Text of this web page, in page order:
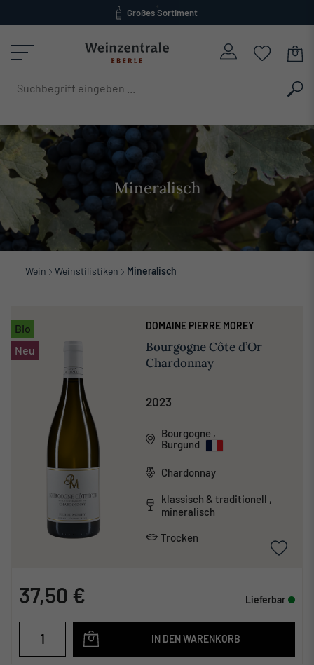
Großes Sortiment
Mineralisch
Wein Weinstilistiken Mineralisch
Bio
Neu
DOMAINE PIERRE MOREY
Bourgogne Côte d’Or
Chardonnay
2023
Bourgogne ,
Burgund
Chardonnay
klassisch & traditionell ,
mineralisch
Trocken
37,50 € Lieferbar
IN DEN WARENKORB